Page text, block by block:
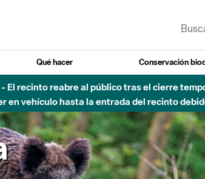
Qué hacer Conservación
El recinto reabre al público tras el cierre
vehículo hasta la entrada del recinto